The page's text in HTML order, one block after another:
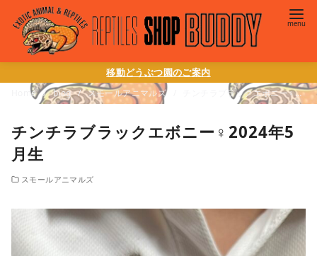
移動どうぶつ園のご案内
Home blog スモールアニマルズ チンチラブラックエボニー♀2024年5月生
チンチラブラックエボニー♀2024年5
月生
スモールアニマルズ